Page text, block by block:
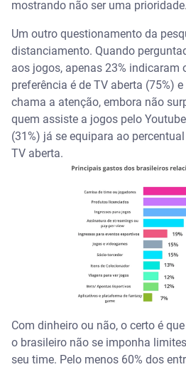
mostrando não ser uma prioridade.
Um outro questionamento da
distanciamento. Quando
aos jogos, apenas 23% indicaram
preferência é de TV aberta (75%)
chama a atenção, embora não
quem assiste a jogos pelo
(31%) já se equipara ao
TV aberta.
Com dinheiro ou não, o certo é
o brasileiro não se imponha
seu time. Pelo menos 60% dos